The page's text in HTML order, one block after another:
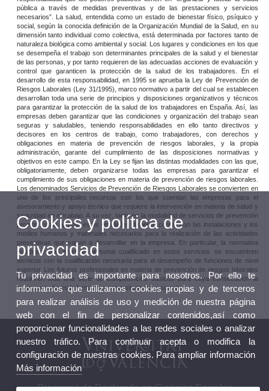
pública a través de medidas preventivas y de las prestaciones y servicios
necesarios”. La salud, entendida como un estado de bienestar físico, psíquico y
social, según la conocida definición de la Organización Mundial de la Salud, en su
dimensión tanto individual como colectiva, está determinada por factores tanto de
naturaleza biológica como ambiental y social. Los lugares y condiciones en los que
se desempeña el trabajo son determinantes principales de la salud y el bienestar
de las personas, y por tanto requieren de las adecuadas acciones de evaluación y
control que garanticen la protección de la salud de los trabajadores. En el
desarrollo de esta responsabilidad, en 1995 se aprueba la Ley de Prevención de
Riesgos Laborales (Ley 31/1995), marco normativo a partir del cual se establecen
desarrollan toda una serie de principios y disposiciones organizativos y técnicos
para garantizar la protección de la salud de los trabajadores en España. Así, las
empresas deben garantizar que las condiciones y organización del trabajo sean
seguras y saludables, teniendo responsabilidades en ello tanto directivos y
decisores en los centros de trabajo, como trabajadores, con derechos y
obligaciones en materia de prevención de riesgos laborales, y la propia
administración, garante del cumplimiento de las disposiciones normativas y
objetivos en este campo. En la Ley se fijan las distintas modalidades con las que,
obligatoriamente, deben organizarse todas las empresas para garantizar el
cumplimiento de sus obligaciones en materia de prevención de riesgos laborales.
Los denominados Servicios de Prevención de Riesgos Laborales se convierten en
uno de los principales recursos con los que cuentan las empresas para el
asesoramiento y apoyo técnico que requiere la intervención en materia de salud y
seguridad en el trabajo. A su vez, tanto en la modalidad de servicios de prevención
propios como ajenos, estas entidades deberán contar con las instalaciones y los
medios humanos y materiales necesarios para la realización de las actividades
preventivas que vayan a desarrollar en la empresa. En particular, la normativa
establece que entre el personal cualificado en estos servicios se encuentren
técnicos con la cualificación necesaria para el desempeño de funciones de nivel
superior. Los futuros profesionales en materia de prevención de riesgos laborales
requieren toda una serie de competencias básicas para cuya consecución la
mejor garantía es la formación universitaria de posgrado.
Programa de Doctorado en Ciencias Sociales
Cookies y política de
privacidad
Tu privacidad es importante para nosotros. Por ello te
informamos que utilizamos cookies propias y de terceros
para realizar análisis de uso y medición de nuestra página
web con el fin de personalizar contenidos,así como
proporcionar funcionalidades a las redes sociales o analizar
nuestro tráfico. Para continuar acepta o modifica la
configuración de nuestras cookies. Para ampliar información
Más información